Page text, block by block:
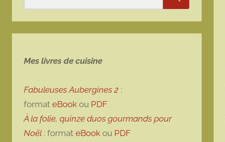
Rechercher
Mes livres de cuisine
Fabuleuses Aubergines 2 :
format eBook ou PDF
À la folie, quinze duos gourmands pour
Noël : format eBook ou PDF